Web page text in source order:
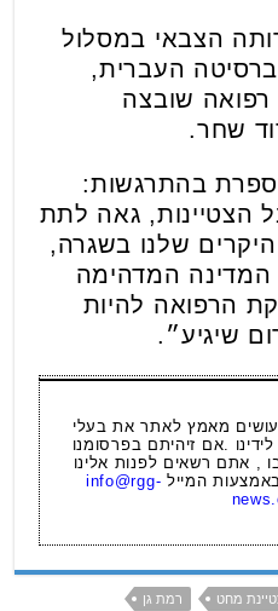
הצבאי במסלול
העברית,
רפואה שובצה
שחר.
בהתרגשות:
הצטיינות, גאה לתת
שלנו בשגרה,
המדינה המדהימה
הרפואה להיות
שיגיע״.
ועושים מאמץ לאתר את בעלי
.אם זיהיתם בפרסומנו
, אתם רשאים לפנות אלינו
המייל info@rgg-
מחט רמת גן